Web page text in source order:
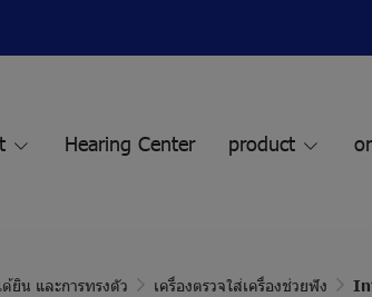
Hearing Center product
ยิน และการทรงตัว เครื่องตรวจใส่เครื่องช่วยฟัง